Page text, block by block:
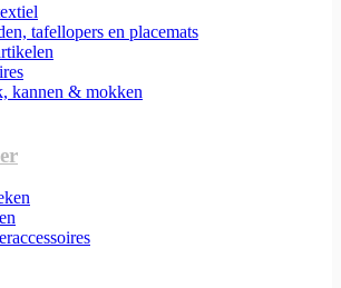
tafellopers en placemats
kannen & mokken